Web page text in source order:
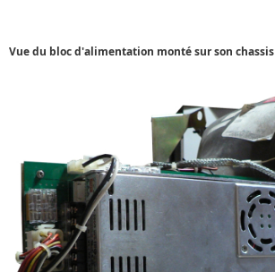
Vue du bloc d'alimentation monté sur son chassis